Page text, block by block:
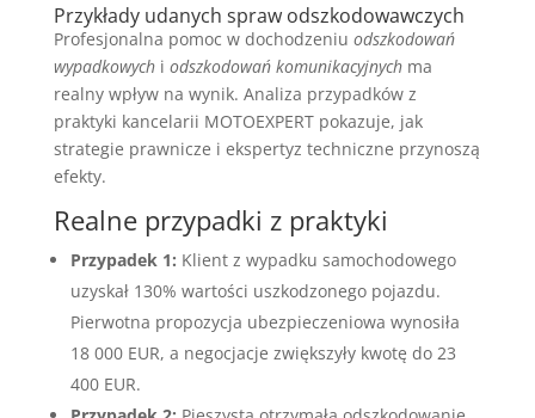
Przykłady udanych spraw odszkodowawczych
Profesjonalna pomoc w dochodzeniu odszkodowań
wypadkowychi odszkodowań komunikacyjnychma
realny wpływ na wynik. Analiza przypadków z
praktyki kancelarii MOTOEXPERT pokazuje, jak
strategie prawnicze i ekspertyz techniczne przynoszą
efekty.
Realne przypadki z praktyki
Przypadek 1: Klient z wypadku samochodowego
uzyskał 130% wartości uszkodzonego pojazdu.
Pierwotna propozycja ubezpieczeniowa wynosiła
18 000 EUR, a negocjacje zwiększyły kwotę do 23
400 EUR.